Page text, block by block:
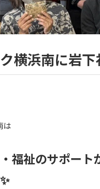
横浜南に岩下
は
福祉のサポー